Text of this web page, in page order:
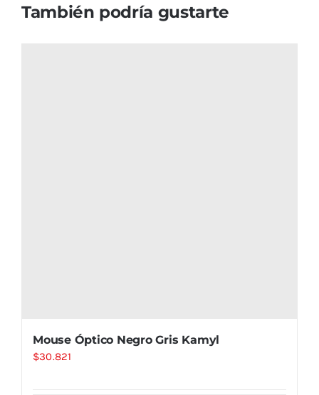
También podría gustarte
Mouse Óptico Negro Gris Kamyl
$30.821